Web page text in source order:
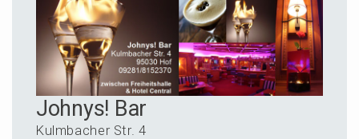
Johnys! Bar
Kulmba­cher Str. 4